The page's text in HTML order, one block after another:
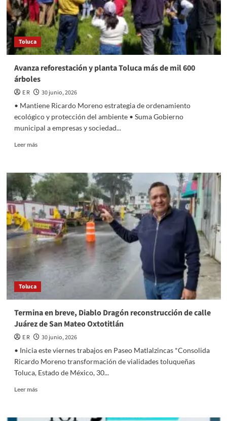
Copa
Toluqueña
de
Ciclismo
Toluca
Avanza reforestación y planta Toluca más de mil 600
árboles
E R
30 junio, 2026
• Mantiene Ricardo Moreno estrategia de ordenamiento
ecológico y protección del ambiente • Suma Gobierno
municipal a empresas y sociedad...
Leer másRead
Avanza
reforestación
y
planta
Toluca
más
de
mil
600
árboles
Toluca
Termina en breve, Diablo Dragón reconstrucción de calle
Juárez de San Mateo Oxtotitlán
E R
30 junio, 2026
• Inicia este viernes trabajos en Paseo Matlalzincas *Consolida
Ricardo Moreno transformación de vialidades toluqueñas
Toluca, Estado de México, 30...
Leer másRead
Termina